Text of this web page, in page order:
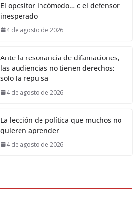
El opositor incómodo… o el defensor
inesperado
4 de agosto de 2026
Ante la resonancia de difamaciones,
las audiencias no tienen derechos;
solo la repulsa
4 de agosto de 2026
La lección de política que muchos no
quieren aprender
4 de agosto de 2026